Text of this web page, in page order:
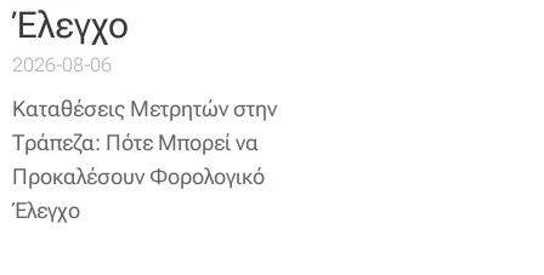
Έλεγχο
2026-08-06
Καταθέσεις Μετρητών στην
Τράπεζα: Πότε Μπορεί να
Προκαλέσουν Φορολογικό
Έλεγχο